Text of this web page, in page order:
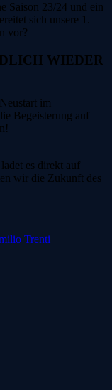
Saison 23/24 und ein
sich unsere 1.
vor?
WIEDER
im
Begeisterung auf
es direkt auf
wir die Zukunft des
Trenti